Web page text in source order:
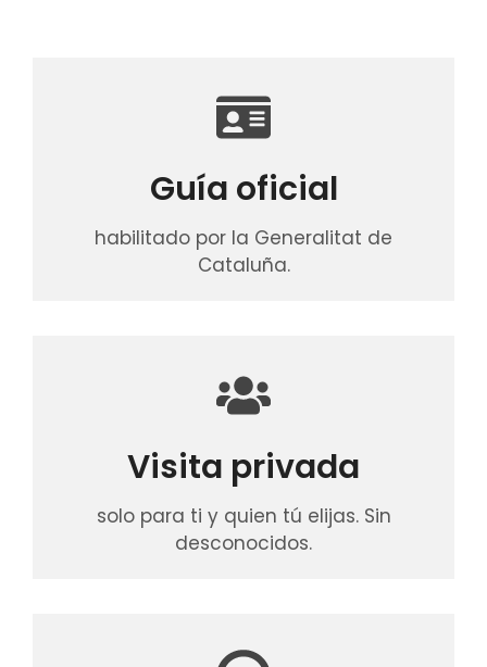
Guía oficial
habilitado por la Generalitat de
Cataluña.
Visita privada
solo para ti y quien tú elijas. Sin
desconocidos.